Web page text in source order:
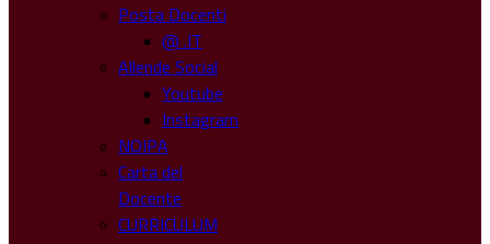
Posta Docenti
@ .IT
Allende Social
Youtube
Instagram
NOIPA
Carta del
Docente
CURRICULUM